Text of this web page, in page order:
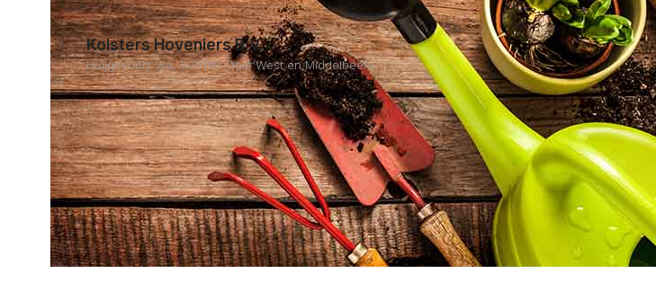
Kolsters Hoveniers B.V.
Huijgevoort 18a, 5091SB Oost West en Middelbeers